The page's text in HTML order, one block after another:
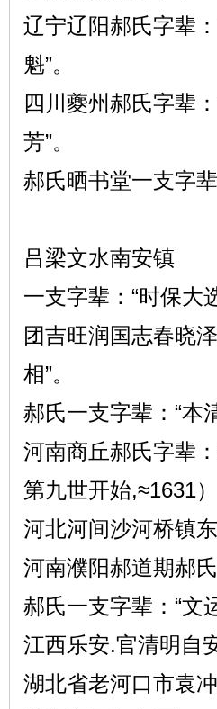
辽宁辽阳郝氏字辈
魁”。
四川夔州郝氏字辈
芳”。
郝氏晒书堂一支字
吕梁文水南安镇
一支字辈：“时保大
团吉旺润国志春晓
相”。
郝氏一支字辈：“本
河南商丘郝氏字辈
第九世开始,≈1631）
河北河间沙河桥镇
河南濮阳郝道期郝
郝氏一支字辈：“文
江西乐安.官清明自
湖北省老河口市袁